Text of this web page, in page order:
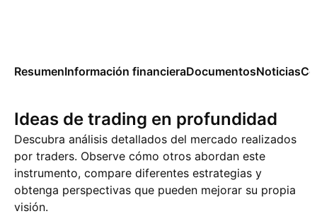
ResumenInformación financieraDocumentosNoticias
Ideas de trading en profundidad
Descubra análisis detallados del mercado realizados
por traders. Observe cómo otros abordan este
instrumento, compare diferentes estrategias y
obtenga perspectivas que pueden mejorar su propia
visión.